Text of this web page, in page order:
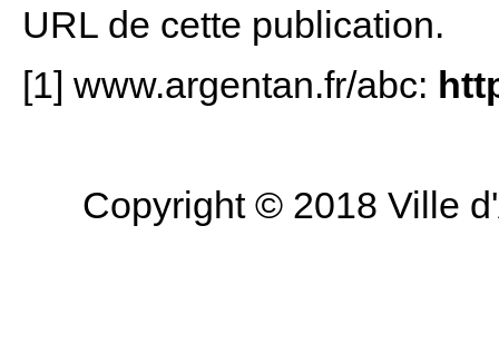
URL de cette publication.
[1] www.argentan.fr/abc:
Copyright © 2018 Ville